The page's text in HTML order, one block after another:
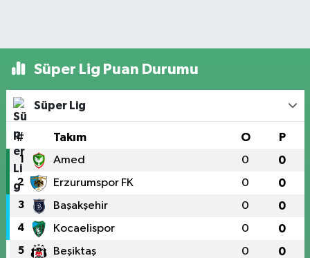
Süper Lig Puan Durumu
Süper Lig
# Takım O P
1 Amed 0 0
2 Erzurumspor FK 0 0
3 Başakşehir 0 0
4 Kocaelispor 0 0
5 Beşiktaş 0 0